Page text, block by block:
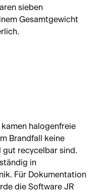
sieben
Gesamtgewicht
halogenfreie
Brandfall keine
gut recycelbar sind.
in
Für Dokumentation
die Software JR